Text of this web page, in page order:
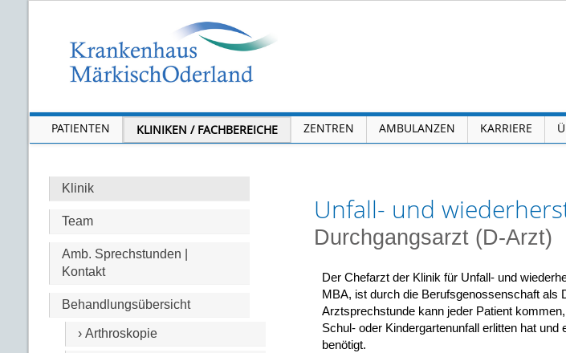
PATIENTEN KLINIKEN / FACHBEREICHE ZENTREN AMBULANZEN KARRIERE
Klinik
Team
Amb. Sprechstunden |
Kontakt
Behandlungsübersicht
› Arthroskopie
Unfall- und
Durchgangsarzt (D-Arzt)
Der Chefarzt der Klinik für Unfall- und
MBA, ist durch die Berufsgenossenschaft
Arztsprechstunde kann jeder Patient
Schul- oder Kindergartenunfall erlitten hat
benötigt.